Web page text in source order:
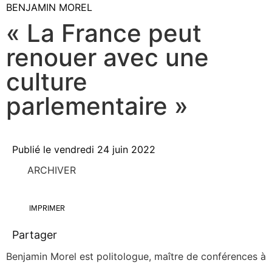
BENJAMIN MOREL
« La France peut
renouer avec une
culture
parlementaire »
Publié le vendredi 24 juin 2022
ARCHIVER
IMPRIMER
Partager
Ben­ja­min Morel est poli­to­logue, maître de confé­rences à